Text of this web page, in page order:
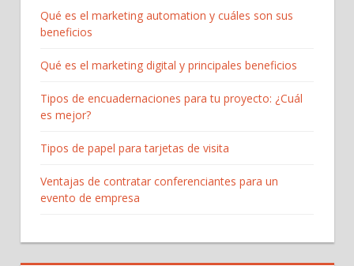
Qué es el marketing automation y cuáles son sus
beneficios
Qué es el marketing digital y principales beneficios
Tipos de encuadernaciones para tu proyecto: ¿Cuál
es mejor?
Tipos de papel para tarjetas de visita
Ventajas de contratar conferenciantes para un
evento de empresa